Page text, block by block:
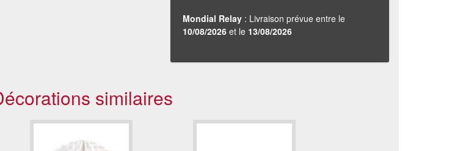
Mondial Relay : Livraison prévue entre le
10/08/2026 et le 13/08/2026
similaires